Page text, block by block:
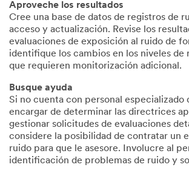
Aproveche los resultados
Cree una base de datos de registros de
acceso y actualización. Revise los
evaluaciones de exposición al ruido de
identifique los cambios en los niveles de
que requieren monitorización adicional.
Busque ayuda
Si no cuenta con personal especializado
encargar de determinar las directrices
gestionar solicitudes de evaluaciones
considere la posibilidad de contratar un
ruido para que le asesore. Involucre al
identificación de problemas de ruido y